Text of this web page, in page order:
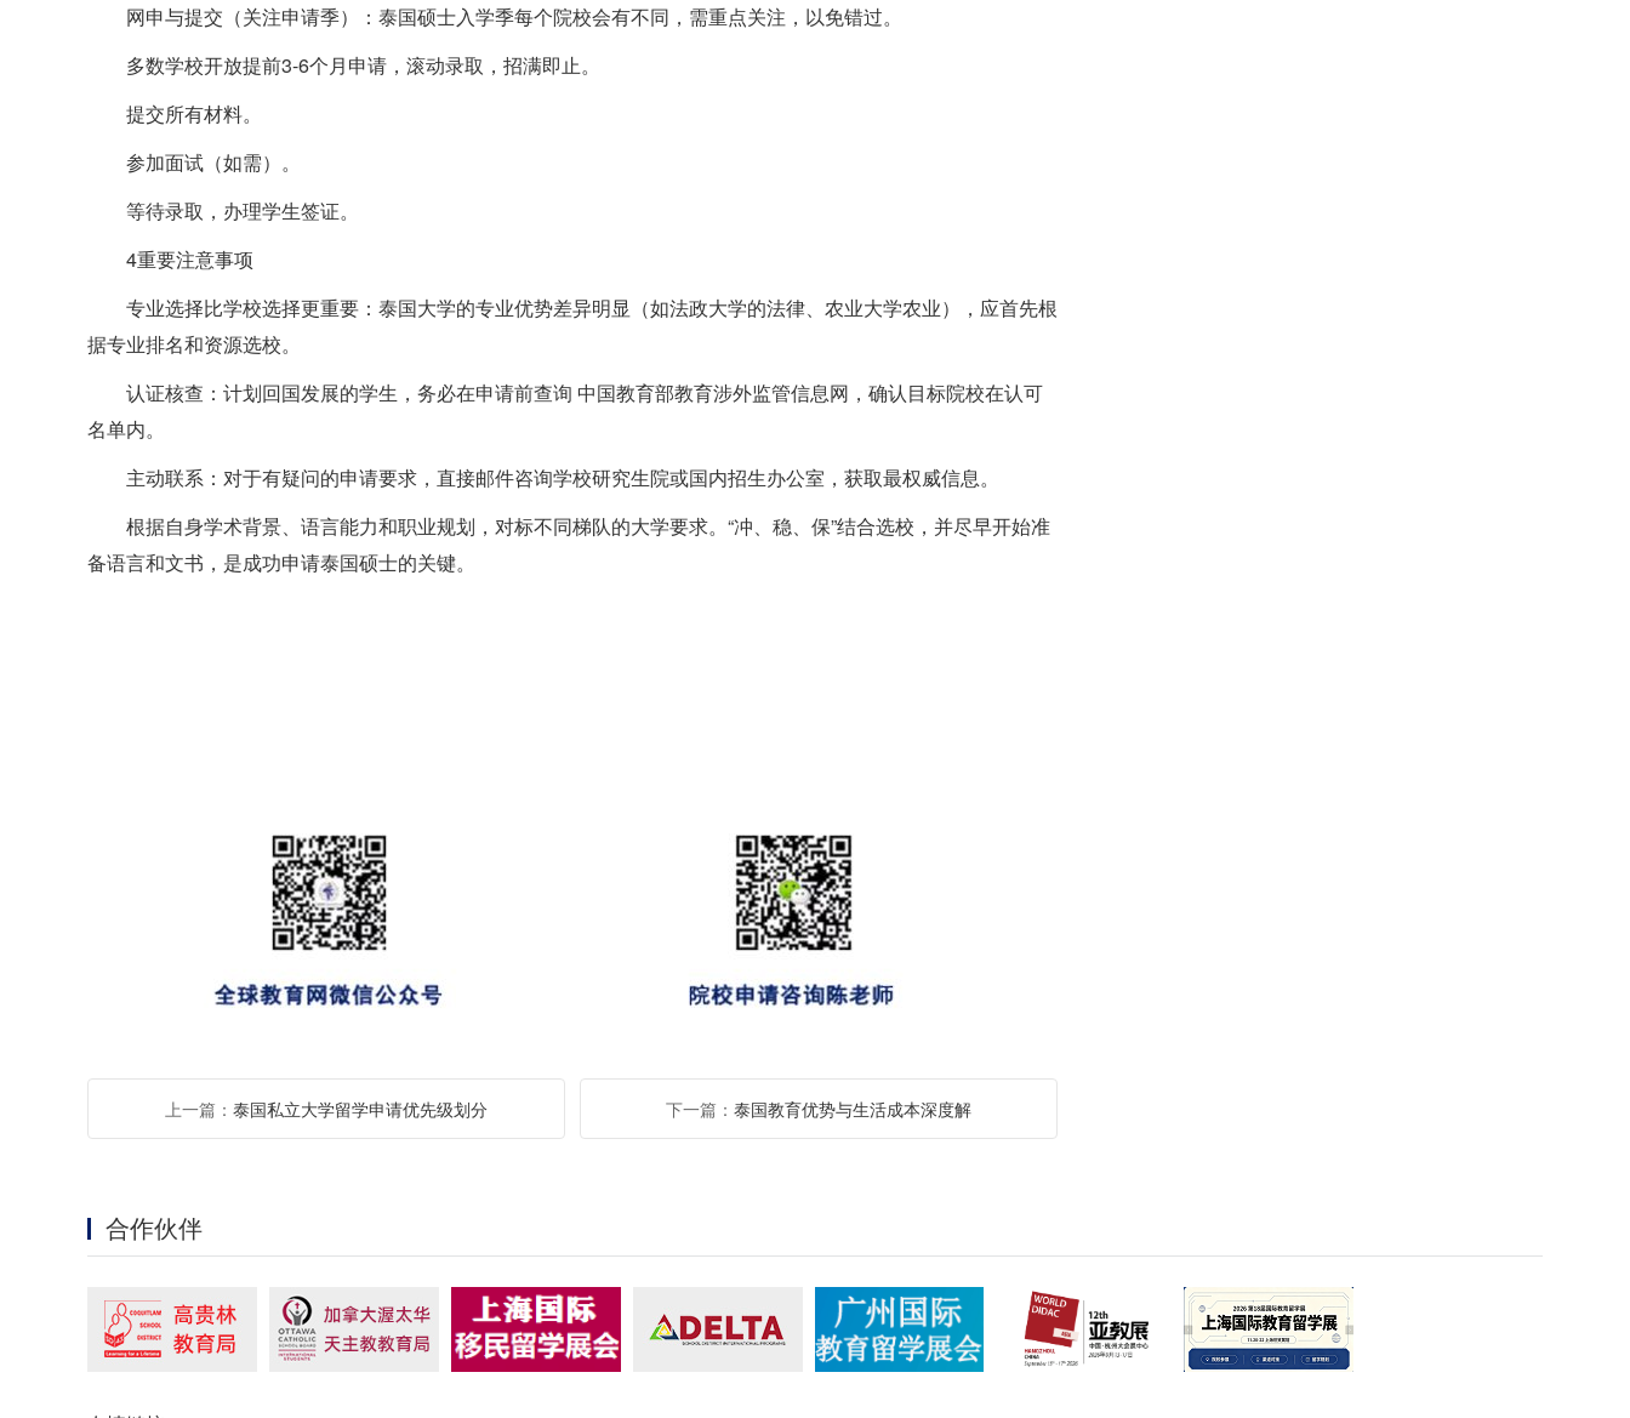
网申与提交（关注申请季）：泰国硕士入学季每个院校会有不同，需重点关注，以免错过。
多数学校开放提前3-6个月申请，滚动录取，招满即止。
提交所有材料。
参加面试（如需）。
等待录取，办理学生签证。
4重要注意事项
专业选择比学校选择更重要：泰国大学的专业优势差异明显（如法政大学的法律、农业大学农业），应首先根
据专业排名和资源选校。
认证核查：计划回国发展的学生，务必在申请前查询 中国教育部教育涉外监管信息网，确认目标院校在认可
名单内。
主动联系：对于有疑问的申请要求，直接邮件咨询学校研究生院或国内招生办公室，获取最权威信息。
根据自身学术背景、语言能力和职业规划，对标不同梯队的大学要求。“冲、稳、保”结合选校，并尽早开始准
备语言和文书，是成功申请泰国硕士的关键。
上一篇： 泰国私立大学留学申请优先级划分 下一篇： 泰国教育优势与生活成本深度解
合作伙伴